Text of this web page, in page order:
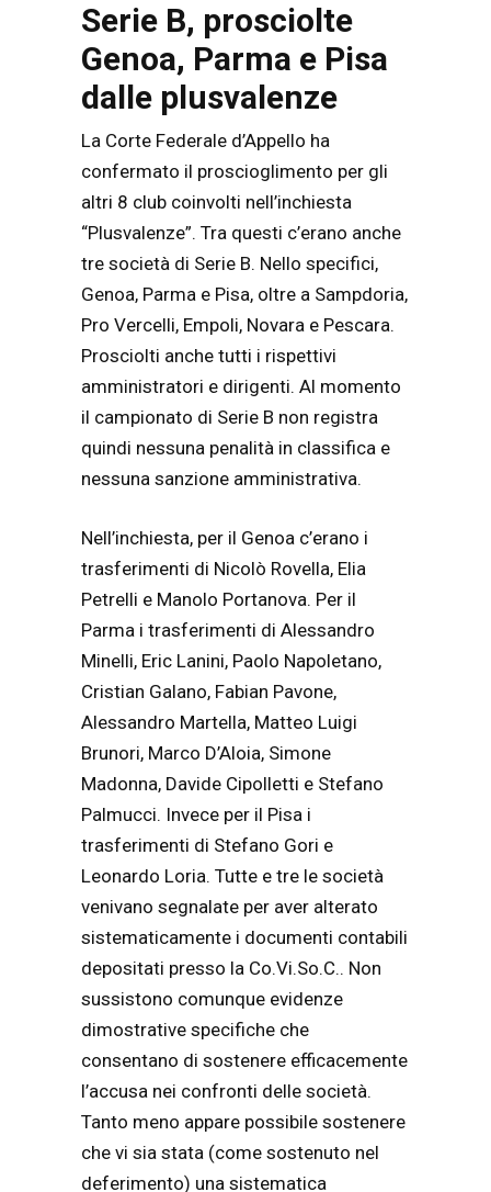
Serie B, prosciolte
Genoa, Parma e Pisa
dalle plusvalenze
La Corte Federale d’Appello ha
confermato il proscioglimento per gli
altri 8 club coinvolti nell’inchiesta
“Plusvalenze”. Tra questi c’erano anche
tre società di Serie B. Nello specifici,
Genoa, Parma e Pisa, oltre a Sampdoria,
Pro Vercelli, Empoli, Novara e Pescara.
Prosciolti anche tutti i rispettivi
amministratori e dirigenti. Al momento
il campionato di Serie B non registra
quindi nessuna penalità in classifica e
nessuna sanzione amministrativa.
Nell’inchiesta, per il Genoa c’erano i
trasferimenti di Nicolò Rovella, Elia
Petrelli e Manolo Portanova. Per il
Parma i trasferimenti di Alessandro
Minelli, Eric Lanini, Paolo Napoletano,
Cristian Galano, Fabian Pavone,
Alessandro Martella, Matteo Luigi
Brunori, Marco D’Aloia, Simone
Madonna, Davide Cipolletti e Stefano
Palmucci. Invece per il Pisa i
trasferimenti di Stefano Gori e
Leonardo Loria. Tutte e tre le società
venivano segnalate per aver alterato
sistematicamente i documenti contabili
depositati presso la Co.Vi.So.C.. Non
sussistono comunque evidenze
dimostrative specifiche che
consentano di sostenere efficacemente
l’accusa nei confronti delle società.
Tanto meno appare possibile sostenere
che vi sia stata (come sostenuto nel
deferimento) una sistematica